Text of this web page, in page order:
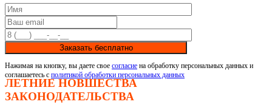
Заказать бесплатно
Нажимая на кнопку, вы даете свое согласие на обработку персональных данных и
соглашаетесь с политикой обработки персональных данных
ЛЕТНИЕ НОВШЕСТВА
ЗАКОНОДАТЕЛЬСТВА